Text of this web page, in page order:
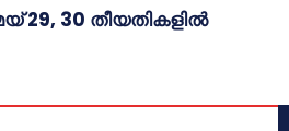
29, 30 തീയതികളിൽ